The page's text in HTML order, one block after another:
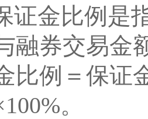
证金比例是
融券交易金
比例＝保证
。